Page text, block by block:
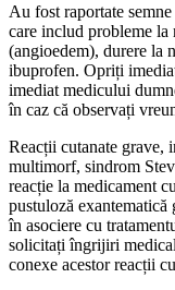
Au fost raportate
care includ probleme
(angioedem), durere la
ibuprofen. Opriți
imediat medicului
în caz că observați
Reacții cutanate grave,
multimorf, sindrom
reacție la medicament
pustuloză
în asociere cu
solicitați îngrijiri
conexe acestor reacții